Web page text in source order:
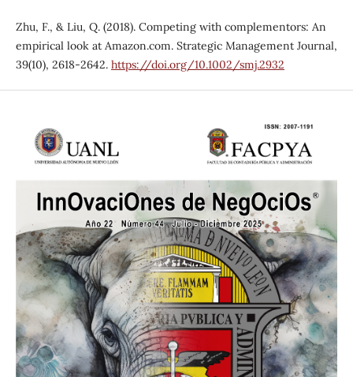
Zhu, F., & Liu, Q. (2018). Competing with complementors: An
empirical look at Amazon.com. Strategic Management Journal,
39(10), 2618-2642. https://doi.org/10.1002/smj.2932